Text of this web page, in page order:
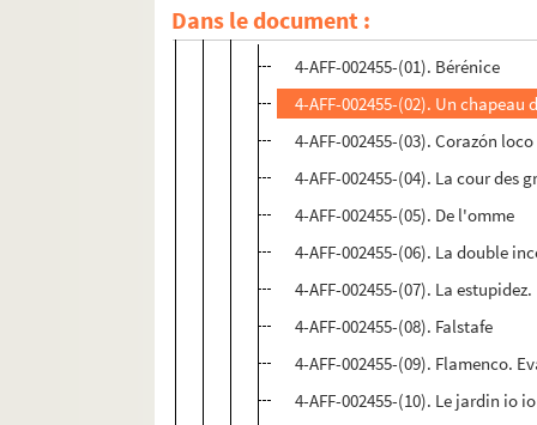
Dans le document :
Spectacles
4-AFF-002455-(01). Bérénice
4-AFF-002455-(02). Un chapeau
4-AFF-002455-(03). Corazón loco
4-AFF-002455-(04). La cour des
4-AFF-002455-(05). De l'omme
4-AFF-002455-(06). La double
4-AFF-002455-(07). La
4-AFF-002455-(08). Falstafe
4-AFF-002455-(09). Flamenco.
4-AFF-002455-(10). Le jardin io